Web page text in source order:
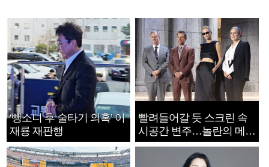
‘뺑소니 후 술타기 의혹’ 이
재룡 재판행
빨려들어갈 듯 스크린 속
시공간 변주…놀란의 메시
지는 ‘전쟁 속죄’